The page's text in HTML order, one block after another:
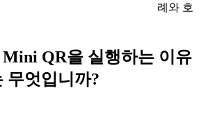
례와 호
QR을 실행하는 이유
무엇입니까?